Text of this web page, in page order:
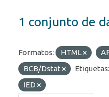
1 conjunto de
Formatos: HTML
BCB/Dstat
Etiquetas:
IED